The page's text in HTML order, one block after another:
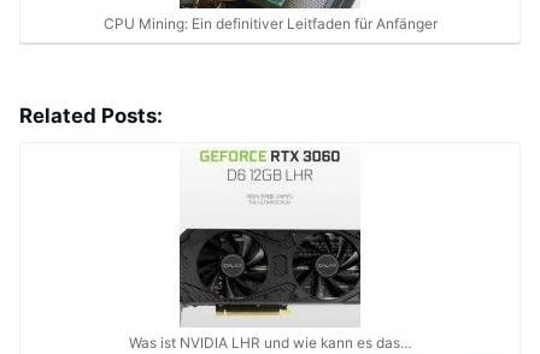
CPU Mining: Ein definitiver Leitfaden für Anfänger
Related Posts:
Was ist NVIDIA LHR und wie kann es das…